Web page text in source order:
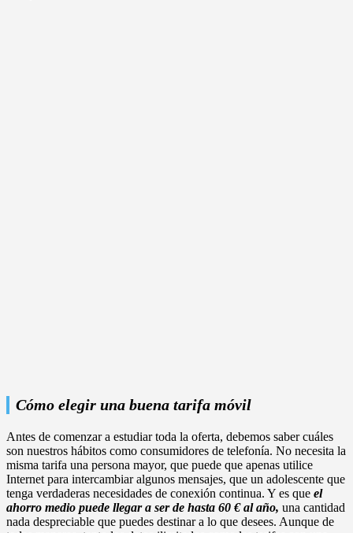
Cómo elegir una buena tarifa móvil
Antes de comenzar a estudiar toda la oferta, debemos saber cuáles
son nuestros hábitos como consumidores de telefonía. No necesita la
misma tarifa una persona mayor, que puede que apenas utilice
Internet para intercambiar algunos mensajes, que un adolescente que
tenga verdaderas necesidades de conexión continua. Y es que el
ahorro medio puede llegar a ser de hasta 60 € al año, una cantidad
nada despreciable que puedes destinar a lo que desees. Aunque de